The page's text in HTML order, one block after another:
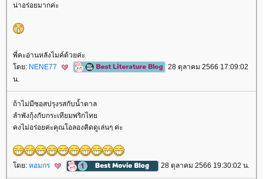
น่าอร่อยมากค่ะ
พี่คะอ่านหลังไมค์ด้วยค่ะ
ดย: NENE77
28 ตุลาคม 2566 17:09:02
น.
ถ้าไม่มีซอสปรุงรสกับน้ำตาล
ลำพังกุ้งกับกระเทียมพริกไท
คงไม่อร่อยค่ะคุณโอลองคิดดูเล่นๆ ค่ะ
ดย: หอมกร 28 ตุลาคม 2566 19:30:02 น.